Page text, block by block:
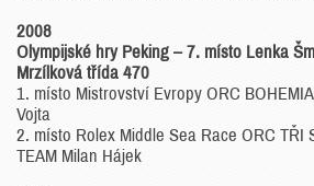
2008
Olympijské hry Peking – 7. místo Lenka
Mrzílková třída 470
1. místo Mistrovství Evropy ORC
Vojta
2. místo Rolex Middle Sea Race ORC TŘI
TEAM Milan Hájek